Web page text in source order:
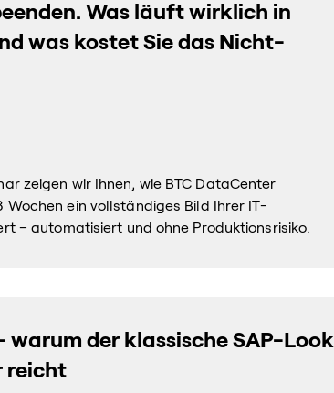
Was läuft wirklich in
was kostet Sie das Nicht-
zeigen wir Ihnen, wie BTC DataCenter
Wochen ein vollständiges Bild Ihrer IT-
– automatisiert und ohne Produktionsrisiko.
warum der klassische SAP-Look
reicht